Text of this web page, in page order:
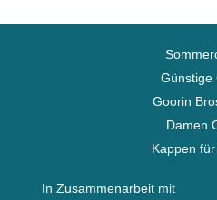
Günstige
Goorin
Damen
Kappen
In Zusammenarbeit mit